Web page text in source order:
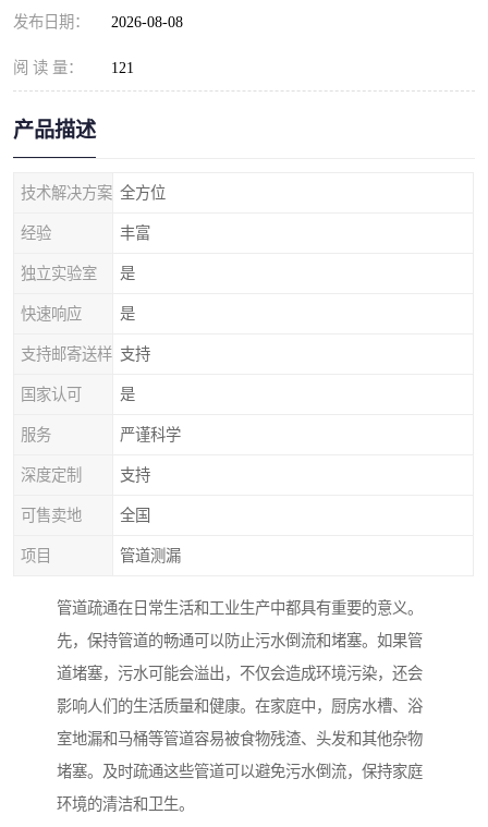
发布日期： 2026-08-08
阅 读 量： 121
产品描述
技术解决方案 全方位
经验 丰富
独立实验室 是
快速响应 是
支持邮寄送样 支持
国家认可 是
服务 严谨科学
深度定制 支持
可售卖地 全国
项目 管道测漏
管道疏通在日常生活和工业生产中都具有重要的意义。
先，保持管道的畅通可以防止污水倒流和堵塞。如果管
道堵塞，污水可能会溢出，不仅会造成环境污染，还会
影响人们的生活质量和健康。在家庭中，厨房水槽、浴
室地漏和马桶等管道容易被食物残渣、头发和其他杂物
堵塞。及时疏通这些管道可以避免污水倒流，保持家庭
环境的清洁和卫生。